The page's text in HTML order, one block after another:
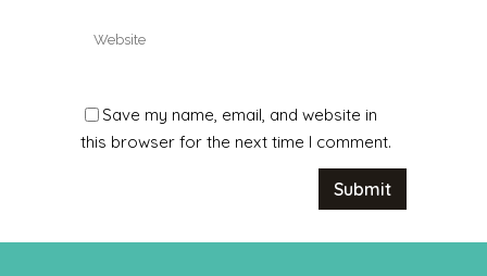
Save my name, email, and website in
this browser for the next time I comment.